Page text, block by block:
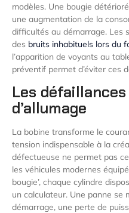
modèles. Une bougie
une augmentation de la
difficultés au démarrage. Les
des bruits inhabituels lors du
l’apparition de voyants au
préventif permet d’éviter ces
Les
d’allumage
La bobine transforme le
tension indispensable à la
défectueuse ne permet pas
les véhicules modernes
bougie’, chaque cylindre
un calculateur. Une panne se
démarrage, une perte de